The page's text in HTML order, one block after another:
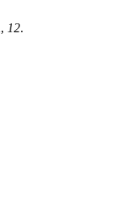
, 12.